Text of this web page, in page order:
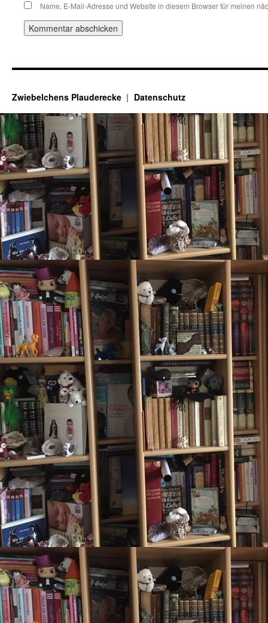
Name, E-Mail-Adresse und Website in diesem Browser für meinen
Zwiebelchens Plauderecke Datenschutz